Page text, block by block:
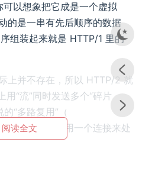
以想象把它成是一个虚拟
的是一串有先后顺序的数据
组装起来就是 HTTP/1 里的
上并不存在，所以 HTTP/2 就
“流”同时发送多个“碎片
“多路复用”（
返通信都复用一个连接来处
阅读全文